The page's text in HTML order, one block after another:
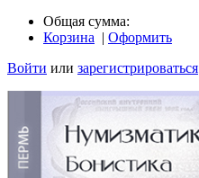
Общая сумма:
Корзина | Оформить
Войти или зарегистрироваться